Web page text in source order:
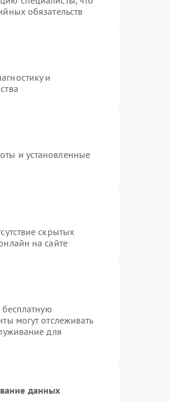
обязательств
и
и установленные
скрытых
на сайте
могут отслеживать
для
данных